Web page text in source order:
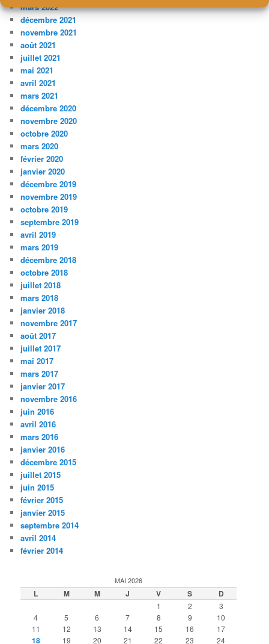
mars 2022
décembre 2021
novembre 2021
août 2021
juillet 2021
mai 2021
avril 2021
mars 2021
décembre 2020
novembre 2020
octobre 2020
mars 2020
février 2020
janvier 2020
décembre 2019
novembre 2019
octobre 2019
septembre 2019
avril 2019
mars 2019
décembre 2018
octobre 2018
juillet 2018
mars 2018
janvier 2018
novembre 2017
août 2017
juillet 2017
mai 2017
mars 2017
janvier 2017
novembre 2016
juin 2016
avril 2016
mars 2016
janvier 2016
décembre 2015
juillet 2015
juin 2015
février 2015
janvier 2015
septembre 2014
avril 2014
février 2014
MAI 2026
L M M J V S D
1 2
3
4
5 6 7 8 9
10
11
12 13 14 15 16 17
18 19 20 21 22 23 24